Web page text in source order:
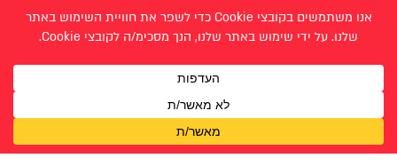
גל ונונו